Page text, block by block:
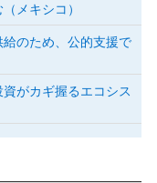
メキシコ）
のため、公的支援で
がカギ握るエコシス